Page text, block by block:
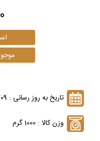
0 تومان
تاریخ به روز رسانی : 1404/04/09
وزن کالا : 1000 گرم